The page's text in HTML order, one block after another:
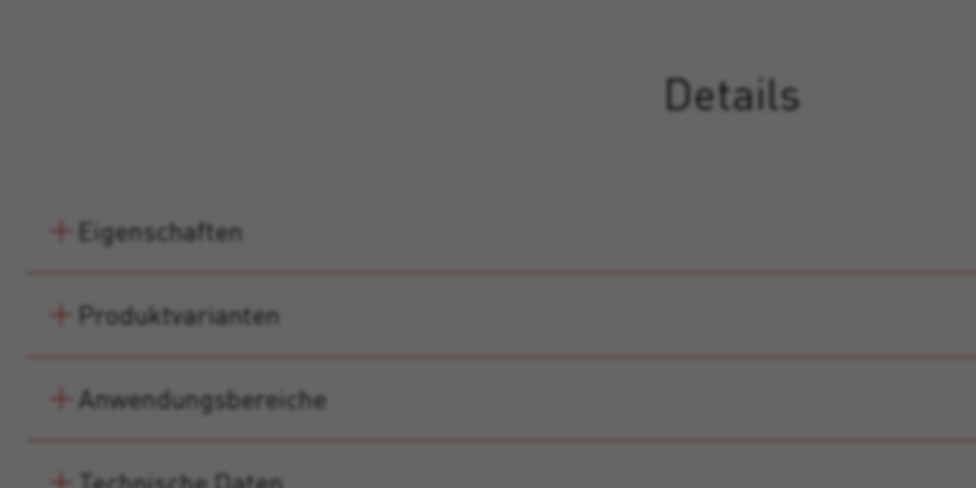
Details
Eigenschaften
Produktvarianten
Anwendungsbereiche